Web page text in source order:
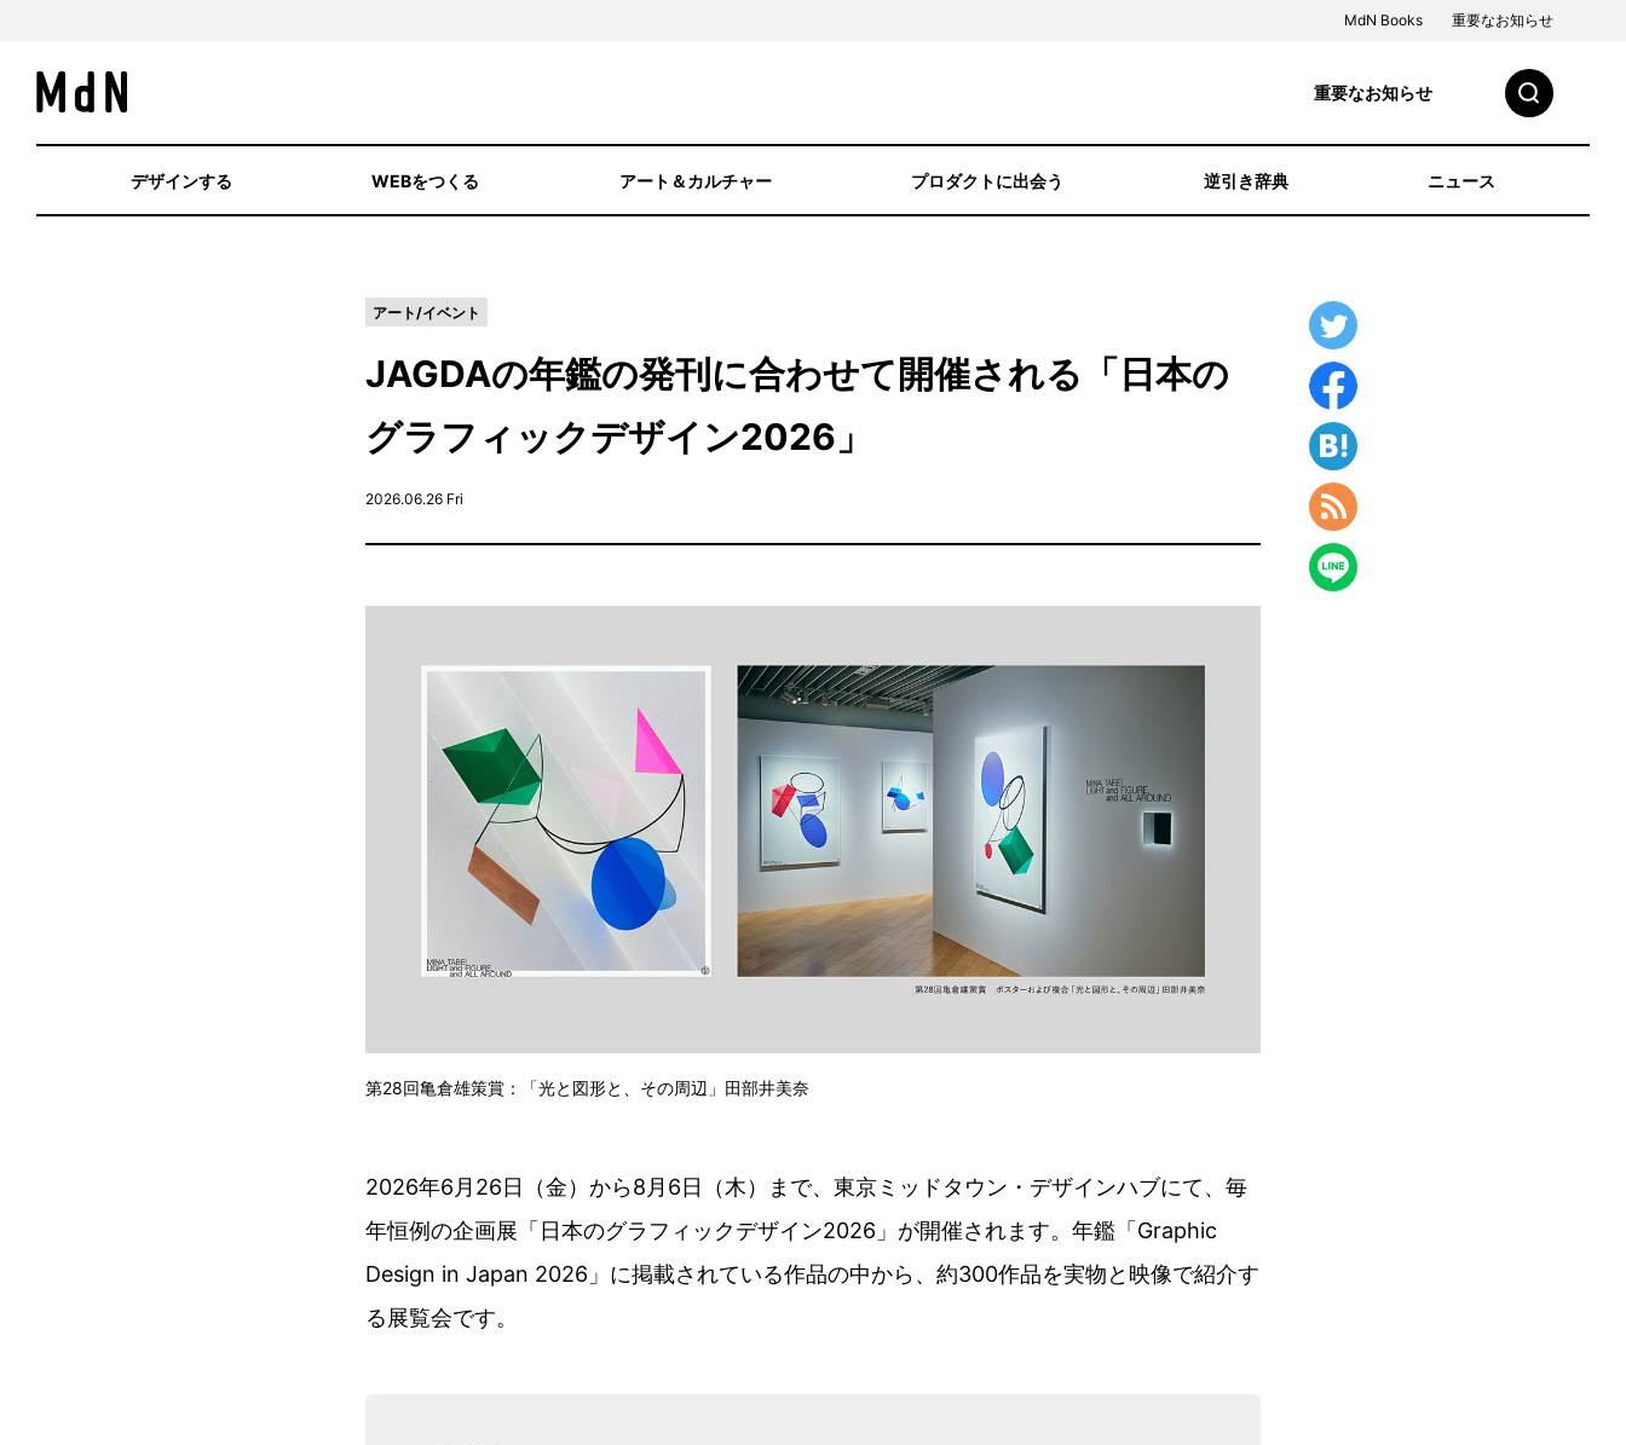
MdN Books 重要なお知らせ
重要なお知らせ
デザインする WEBをつくる アート＆カルチャー プロダクトに出会う 逆引き辞典 ニュース
アート/イベント
JAGDAの年鑑の発刊に合わせて開催される「日本の
グラフィックデザイン2026」
2026.06.26 Fri
第28回亀倉雄策賞：「光と図形と、その周辺」田部井美奈
2026年6月26日（金）から8月6日（木）まで、東京ミッドタウン・デザインハブにて、毎
年恒例の企画展「日本のグラフィックデザイン2026」が開催されます。年鑑「Graphic
Design in Japan 2026」に掲載されている作品の中から、約300作品を実物と映像で紹介す
る展覧会です。